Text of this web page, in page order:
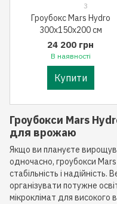
3
Гроубокс Mars Hydro
300x150x200 см
24 200 грн
В наявності
Купити
Гроубокси Mars
для врожаю
Якщо ви плануєте
одночасно, гроубокси
стабільність і
організувати потужне
мікроклімат для високого